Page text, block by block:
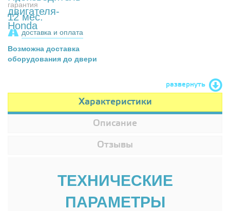
гарантия
12 мес.
доставка и оплата
Возможна доставка
оборудования до двери
развернуть
Характеристики
Описание
Отзывы
ТЕХНИЧЕСКИЕ
ПАРАМЕТРЫ